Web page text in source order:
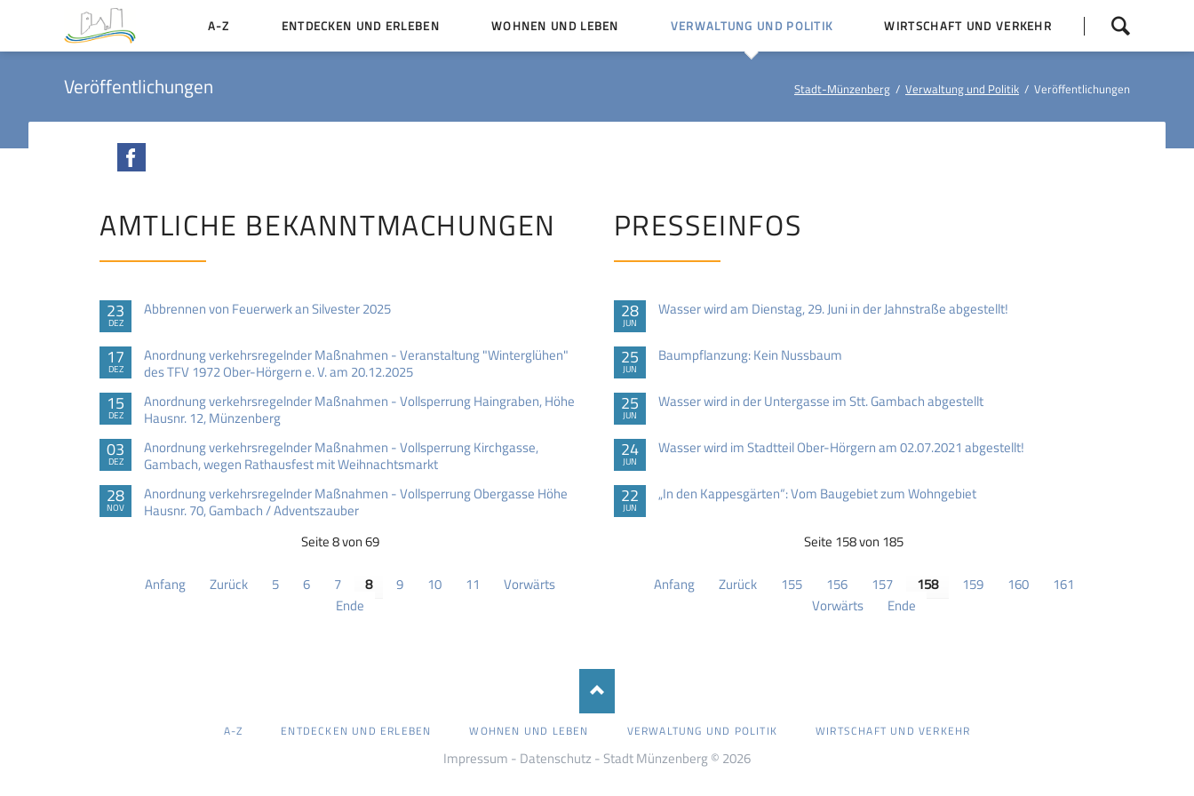
überspringen
A-Z ENTDECKEN UND ERLEBEN WOHNEN UND LEBEN VERWALTUNG UND POLITIK
Politische Gremien
WIRTSCHAFT UND VERKEHR
Veröffentlichungen Stadt-Münzenberg Verwaltung und Politik Veröffentlichungen
AMTLICHE BEKANNTMACHUNGEN
23
DEZ
Abbrennen von Feuerwerk an Silvester 2025
17
DEZ
Anordnung verkehrsregelnder Maßnahmen - Veranstaltung "Winterglühen"
des TFV 1972 Ober-Hörgern e. V. am 20.12.2025
15
DEZ
Anordnung verkehrsregelnder Maßnahmen - Vollsperrung Haingraben, Höhe
Hausnr. 12, Münzenberg
03
DEZ
Anordnung verkehrsregelnder Maßnahmen - Vollsperrung Kirchgasse,
Gambach, wegen Rathausfest mit Weihnachtsmarkt
28
NOV
Anordnung verkehrsregelnder Maßnahmen - Vollsperrung Obergasse Höhe
Hausnr. 70, Gambach / Adventszauber
Seite 8 von 69
Anfang Zurück 5 6 7 8 9 10 11
Vorwärts
Ende
PRESSEINFOS
28
JUN
Wasser wird am Dienstag, 29. Juni in der Jahnstraße abgestellt!
25
JUN
Baumpflanzung: Kein Nussbaum
25
JUN
Wasser wird in der Untergasse im Stt. Gambach abgestellt
24
JUN
Wasser wird im Stadtteil Ober-Hörgern am 02.07.2021 abgestellt!
22
JUN
„In den Kappesgärten“: Vom Baugebiet zum Wohngebiet
Seite 158 von 185
Anfang Zurück 155 156 157 158 159 160
161
Vorwärts
Ende
ÜBERSPRINGEN
A-Z ENTDECKEN UND ERLEBEN WOHNEN UND LEBEN VERWALTUNG UND POLITIK WIRTSCHAFT UND VERKEHR
Impressum - Datenschutz - Stadt Münzenberg © 2026